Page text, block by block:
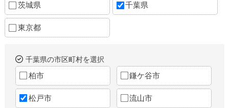
茨城県 千葉県
東京都
千葉県の市区町村を選択
柏市 鎌ケ谷市
松戸市 流山市